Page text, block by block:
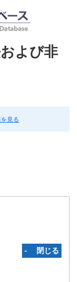
よび非
見る
‐ 閉じる